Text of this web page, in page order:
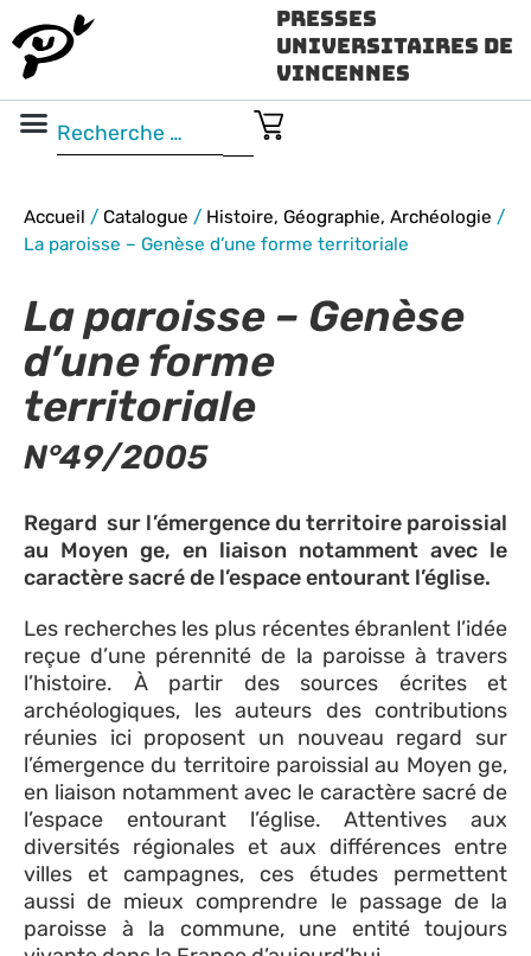
Presses
Universitaires de
Vincennes
Accueil / Catalogue / Histoire, Géographie, Archéologie /
La paroisse – Genèse d’une forme territoriale
La paroisse – Genèse
d’une forme
territoriale
N°49/2005
Regard sur l’émergence du territoire paroissial
au Moyen ge, en liaison notamment avec le
caractère sacré de l’espace entourant l’église.
Les recherches les plus récentes ébranlent l’idée
reçue d’une pérennité de la paroisse à travers
l’histoire. À partir des sources écrites et
archéologiques, les auteurs des contributions
réunies ici proposent un nouveau regard sur
l’émergence du territoire paroissial au Moyen ge,
en liaison notamment avec le caractère sacré de
l’espace entourant l’église. Attentives aux
diversités régionales et aux différences entre
villes et campagnes, ces études permettent
aussi de mieux comprendre le passage de la
paroisse à la commune, une entité toujours